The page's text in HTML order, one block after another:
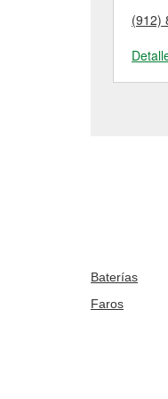
(912)
Baterías
Faros